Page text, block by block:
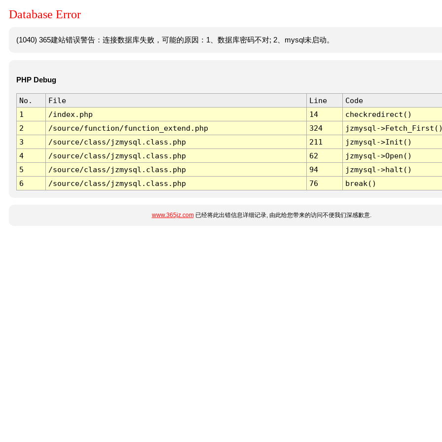
Database Error
(1040) 365建站错误警告：连接数据库失败，可能的原因：1、数据库密码不对; 2、mysql未启动。
PHP Debug
No. File Line
Code
1
/index.php 14
checkredirect()
2
/source/function/function_extend.php 324
jzmysql-
3
/source/class/jzmysql.class.php 211
jzmysql->Init()
4
/source/class/jzmysql.class.php 62
jzmysql->Open()
5
/source/class/jzmysql.class.php 94
jzmysql->halt()
6
/source/class/jzmysql.class.php 76 break()
www.365jz.com已经将此出错信息详细记录, 由此给您带来的访问不便我们深感歉意.